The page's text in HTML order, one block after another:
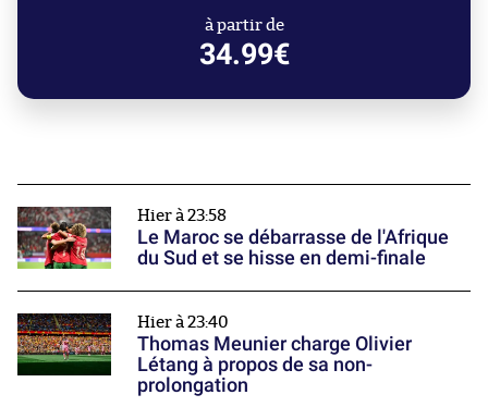
à partir de
34.99€
Hier à 23:58
Le Maroc se débarrasse de l'Afrique
du Sud et se hisse en demi-finale
Hier à 23:40
Thomas Meunier charge Olivier
Létang à propos de sa non-
prolongation